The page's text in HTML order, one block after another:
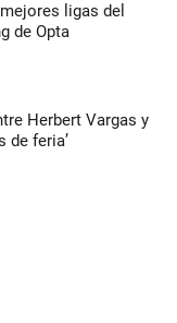
ligas del
de Opta
Herbert Vargas y
de feria’